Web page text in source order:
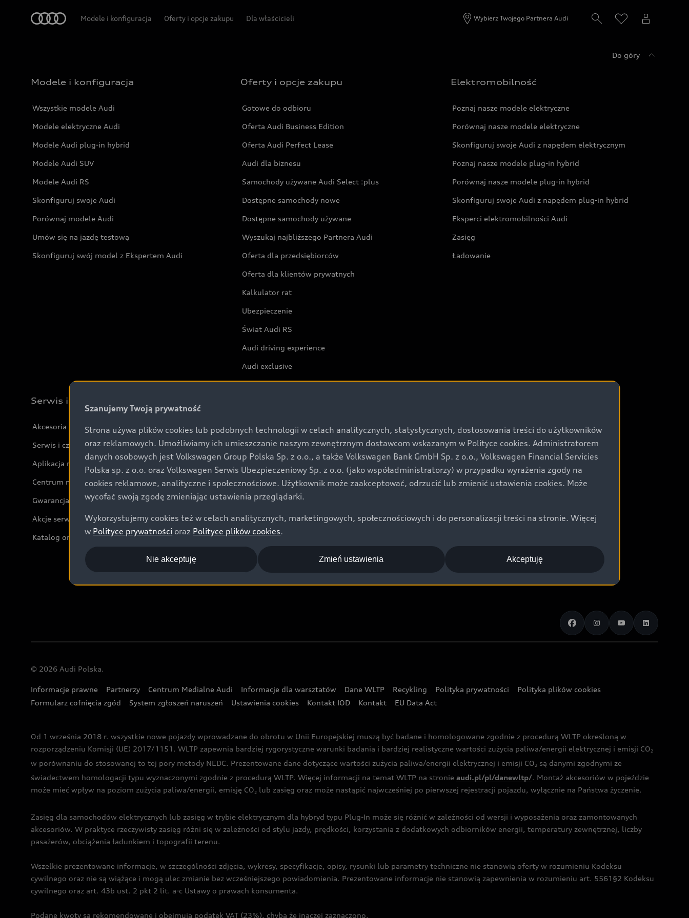
Modele i konfiguracja Oferty i opcje zakupu Dla właścicieli Wybierz Twojego Partnera Audi
Do góry
Modele i konfiguracja
Wszystkie modele Audi
Modele elektryczne Audi
Modele Audi plug-in hybrid
Modele Audi SUV
Modele Audi RS
Skonfiguruj swoje Audi
Porównaj modele Audi
Umów się na jazdę testową
Skonfiguruj swój model z Ekspertem Audi
Oferty i opcje zakupu
Gotowe do odbioru
Oferta Audi Business Edition
Oferta Audi Perfect Lease
Audi dla biznesu
Samochody używane Audi Select :plus
Dostępne samochody nowe
Dostępne samochody używane
Wyszukaj najbliższego Partnera Audi
Oferta dla przedsiębiorców
Oferta dla klientów prywatnych
Kalkulator rat
Ubezpieczenie
Świat Audi RS
Audi driving experience
Audi exclusive
Elektromobilność
Poznaj nasze modele elektryczne
Porównaj nasze modele elektryczne
Skonfiguruj swoje Audi z napędem elektrycznym
Poznaj nasze modele plug-in hybrid
Porównaj nasze modele plug-in hybrid
Skonfiguruj swoje Audi z napędem plug-in hybrid
Eksperci elektromobilności Audi
Zasięg
Ładowanie
Serwis i akcesoria
Akcesoria
Serwis i części
Aplikacja myAudi i usługi cyfrowe
Centrum napraw powypadkowych
Gwarancja
Akcje serwisowe Audi
Katalog online akcesoriów
Aktualności i historie postępu
Audi Revolut F1® Team
Audi Nuvolari
Audi Sport Festiwal
Audi i Muzeum Sztuki Nowoczesnej w Warszawie
Audi driving experience
Audi quattro Cup
Audi i Puchar Świata w Skokach Narciarskich w
Zakopanem
© 2026 Audi Polska.
Informacje prawne Partnerzy Centrum Medialne Audi Informacje dla warsztatów Dane WLTP Recykling Polityka prywatności
Polityka plików cookies
Formularz cofnięcia zgód
System zgłoszeń naruszeń Ustawienia cookies Kontakt IOD Kontakt EU Data Act
Od 1 września 2018 r. wszystkie nowe pojazdy wprowadzane do obrotu w Unii Europejskiej muszą być badane i homologowane zgodnie z procedurą WLTP określoną w
rozporządzeniu Komisji (UE) 2017/1151. WLTP zapewnia bardziej rygorystyczne warunki badania i bardziej realistyczne wartości zużycia paliwa/energii elektrycznej i emisji CO2
w porównaniu do stosowanej to tej pory metody NEDC. Prezentowane dane dotyczące wartości zużycia paliwa/energii elektrycznej i emisji CO2 są danymi zgodnymi ze
świadectwem homologacji typu wyznaczonymi zgodnie z procedurą WLTP. Więcej informacji na temat WLTP na stronie audi.pl/pl/danewltp/. Montaż akcesoriów w pojeździe
może mieć wpływ na poziom zużycia paliwa/energii, emisję CO 2 lub zasięg oraz może nastąpić najwcześniej po pierwszej rejestracji pojazdu, wyłącznie na Państwa życzenie.
Zasięg dla samochodów elektrycznych lub zasięg w trybie elektrycznym dla hybryd typu Plug-In może się różnić w zależności od wersji i wyposażenia oraz zamontowanych
akcesoriów. W praktyce rzeczywisty zasięg różni się w zależności od stylu jazdy, prędkości, korzystania z dodatkowych odbiorników energii, temperatury zewnętrznej, liczby
pasażerów, obciążenia ładunkiem i topografii terenu.
Wszelkie prezentowane informacje, w szczególności zdjęcia, wykresy, specyfikacje, opisy, rysunki lub parametry techniczne nie stanowią oferty w rozumieniu Kodeksu
cywilnego oraz nie są wiążące i mogą ulec zmianie bez wcześniejszego powiadomienia. Prezentowane informacje nie stanowią zapewnienia w rozumieniu art. 5561§2 Kodeksu
cywilnego oraz art. 43b ust. 2 pkt 2 lit. a-c Ustawy o prawach konsumenta.
Podane kwoty są rekomendowane i obejmują podatek VAT (23%), chyba że inaczej zaznaczono.
Szanujemy Twoją prywatność
Strona używa plików cookies lub podobnych technologii w celach analitycznych, statystycznych, dostosowania treści do użytkowników
oraz reklamowych. Umożliwiamy ich umieszczanie naszym zewnętrznym dostawcom wskazanym w Polityce cookies. Administratorem
danych osobowych jest Volkswagen Group Polska Sp. z o.o., a także Volkswagen Bank GmbH Sp. z o.o., Volkswagen Financial Servicies
Polska sp. z o.o. oraz Volkswagen Serwis Ubezpieczeniowy Sp. z o.o. (jako współadministratorzy) w przypadku wyrażenia zgody na
cookies reklamowe, analityczne i społecznościowe. Użytkownik może zaakceptować, odrzucić lub zmienić ustawienia cookies. Może
wycofać swoją zgodę zmieniając ustawienia przeglądarki.
Wykorzystujemy cookies też w celach analitycznych, marketingowych, społecznościowych i do personalizacji treści na stronie. Więcej
w Polityce prywatności oraz Polityce plików cookies.
Akceptuję
Nie akceptuję Zmień ustawienia